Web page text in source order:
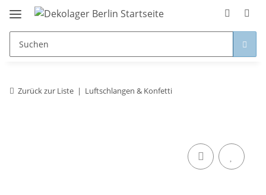
Zurück zur Liste Luftschlangen & Konfetti